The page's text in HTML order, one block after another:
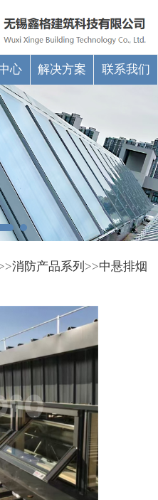
心 解决方案 联系我们
消防产品系列 >>中悬排烟